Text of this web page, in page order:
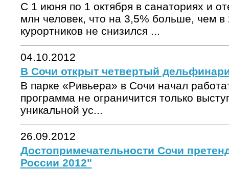
С 1 июня по 1 октября в санаториях и
млн человек, что на 3,5% больше, чем в
курортников не снизился ...
04.10.2012
В Сочи открыт четвертый
В парке «Ривьера» в Сочи начал
программа не ограничится только
уникальной ус...
26.09.2012
Достопримечательности Сочи
России 2012"